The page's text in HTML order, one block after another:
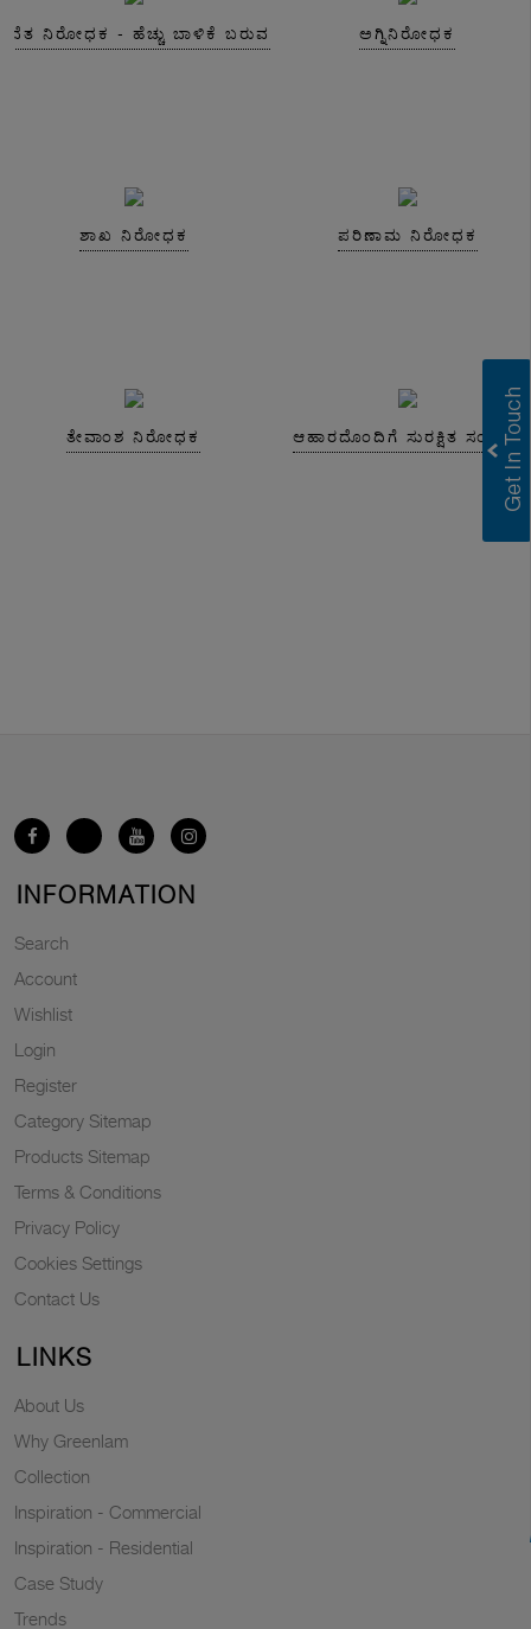
ನಿರೋಧಕ - ಹೆಚ್ಚು ಬಾಳಿಕೆ ಬರುವ ಅಗ್ನಿನಿರೋಧಕ
ಶಾಖ ನಿರೋಧಕ ಪರಿಣಾಮ ನಿರೋಧಕ
ತೇವಾಂಶ ನಿರೋಧಕ ಆಹಾರದೊಂದಿಗೆ ಸುರಕ್ಷಿತ ಸಂಪರ್ಕ
INFORMATION
Search
Account
Wishlist
Login
Register
Category Sitemap
Products Sitemap
Terms & Conditions
Privacy Policy
Cookies Settings
Contact Us
LINKS
About Us
Why Greenlam
Collection
Inspiration - Commercial
Inspiration - Residential
Case Study
Trends